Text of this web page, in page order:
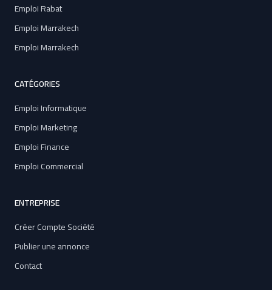
Emploi Rabat
Emploi Marrakech
Emploi Marrakech
CATÉGORIES
Emploi Informatique
Emploi Marketing
Emploi Finance
Emploi Commercial
ENTREPRISE
Créer Compte Société
Publier une annonce
Contact